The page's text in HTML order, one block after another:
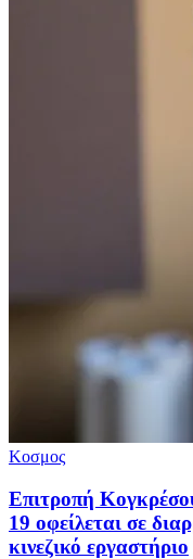
Κοσμος
Επιτροπή
19 οφείλεται σε
κινεζικό εργαστήριο